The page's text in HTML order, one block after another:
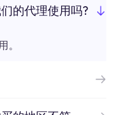
的代理使用吗?
。